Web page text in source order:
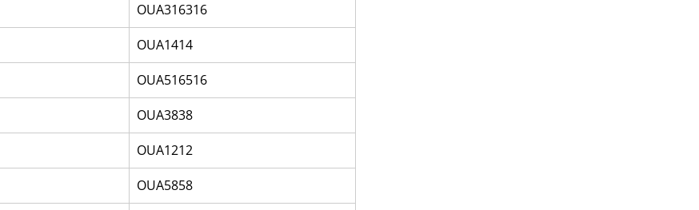
OUA316316
OUA1414
OUA516516
OUA3838
OUA1212
OUA5858